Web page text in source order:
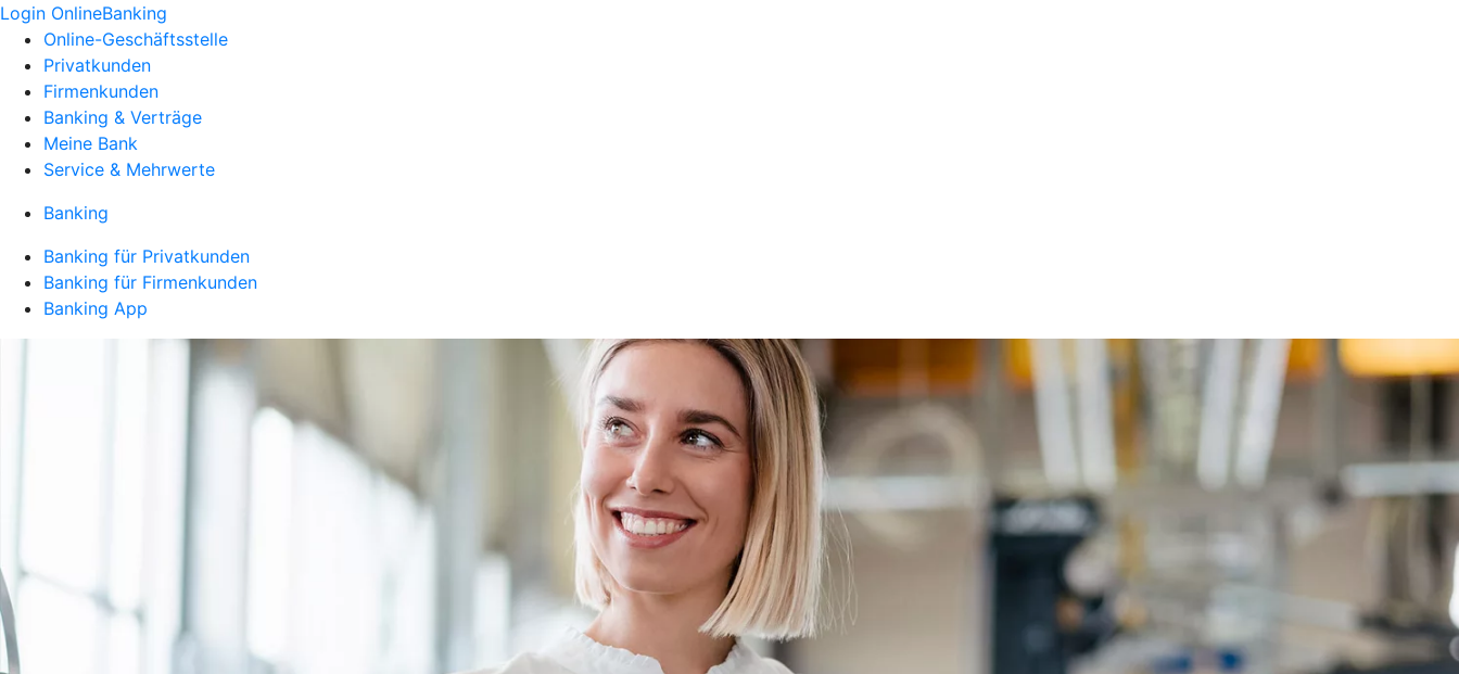
Login OnlineBanking
Online-Geschäftsstelle
Privatkunden
Firmenkunden
Banking & Verträge
Meine Bank
Service & Mehrwerte
Banking
Banking für Privatkunden
Banking für Firmenkunden
Banking App